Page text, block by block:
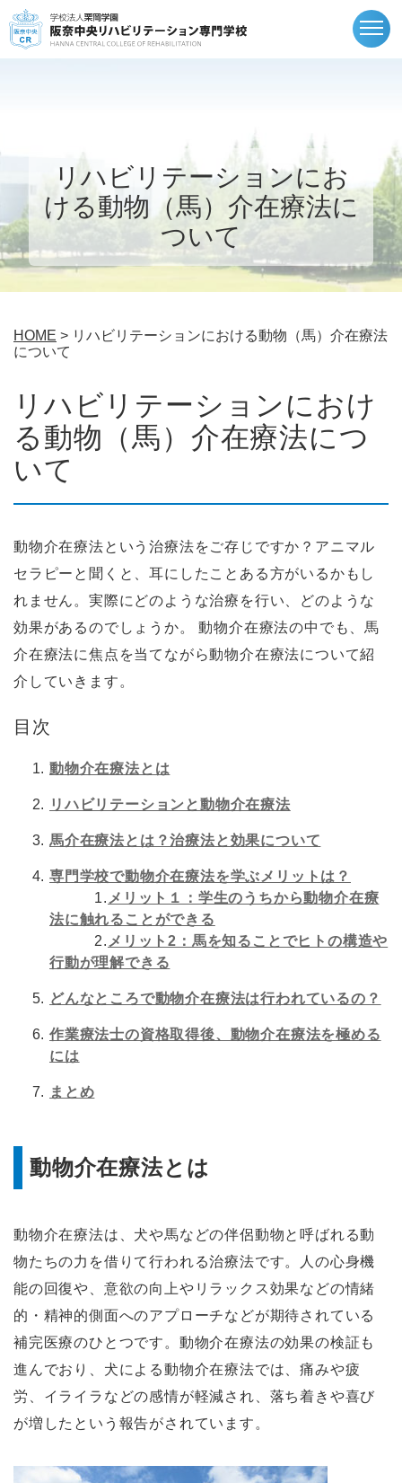
リハビリテーションにお
ける動物（馬）介在療法に
ついて
HOME > リハビリテーションにおける動物（馬）介在療法
について
リハビリテーションにおけ
る動物（馬）介在療法につ
いて
動物介在療法という治療法をご存じですか？アニマル
セラピーと聞くと、耳にしたことある方がいるかもし
れません。実際にどのような治療を行い、どのような
効果があるのでしょうか。 動物介在療法の中でも、馬
介在療法に焦点を当てながら動物介在療法について紹
介していきます。
目次
動物介在療法とは
リハビリテーションと動物介在療法
馬介在療法とは？治療法と効果について
専門学校で動物介在療法を学ぶメリットは？
1. メリット１：学生のうちから動物介在療
法に触れることができる
2. メリット2：馬を知ることでヒトの構造や
行動が理解できる
どんなところで動物介在療法は行われているの？
作業療法士の資格取得後、動物介在療法を極める
には
まとめ
動物介在療法とは
動物介在療法は、犬や馬などの伴侶動物と呼ばれる動
物たちの力を借りて行われる治療法です。人の心身機
能の回復や、意欲の向上やリラックス効果などの情緒
的・精神的側面へのアプローチなどが期待されている
補完医療のひとつです。動物介在療法の効果の検証も
進んでおり、犬による動物介在療法では、痛みや疲
労、イライラなどの感情が軽減され、落ち着きや喜び
が増したという報告がされています。